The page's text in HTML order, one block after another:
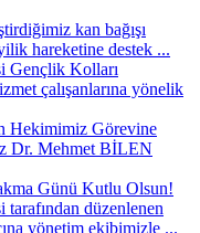
kan bağışı
hareketine destek ...
Gençlik Kolları
çalışanlarına yönelik
Hekimimiz Görevine
Dr. Mehmet BİLEN
Günü Kutlu Olsun!
tarafından düzenlenen
yönetim ekibimizle ...